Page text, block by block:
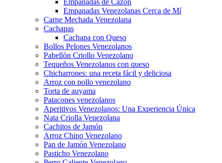
Empanadas de Cazón
Empanadas Venezolanas Cerca de Mí
Carne Mechada Venezolana
Cachapas
Cachapa con Queso
Bollos Pelones Venezolanos
Pabellón Criollo Venezolano
Tequeños Venezolanos con queso
Chicharrones: una receta fácil y deliciosa
Arroz con pollo venezolano
Torta de auyama
Patacones venezolanos
Aperitivos Venezolanos: Una Experiencia Única
Nata Criolla Venezolana
Cachitos de Jamón
Arroz Chino Venezolano
Pan de Jamón Venezolano
Pasticho Venezolano